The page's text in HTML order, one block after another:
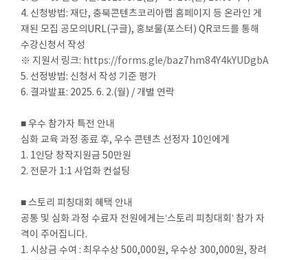
4. 신청방법: 재단, 충북콘텐츠코리아랩 홈페이지 등 온라인 게
재된 모집 공모의URL(구글), 홍보물(포스터) QR코드를 통해
수강신청서 작성
※ 지원서 링크: https://forms.gle/baz7hm84Y4kYUDgbA
5. 선정방법: 신청서 작성 기준 평가
6. 결과발표: 2025. 6. 2.(월) / 개별 연락
■ 우수 참가자 특전 안내
심화 교육 과정 종료 후, 우수 콘텐츠 선정자 10인에게
1. 1인당 창작지원금 50만원
2. 전문가 1:1 사업화 컨설팅
■ 스토리 피칭대회 혜택 안내
공통 및 심화 과정 수료자 전원에게는‘스토리 피칭대회’ 참가 자
격이 주어집니다.
1. 시상금 수여 : 최우수상 500,000원, 우수상 300,000원, 장려